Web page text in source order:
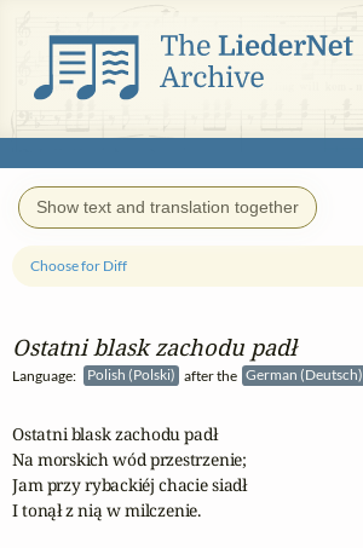
Show text and translation together
Ostatni blask zachodu padł
Language: Polish (Polski) after the German (Deutsch)
Choose for Diff
Ostatni blask zachodu padł
Na morskich wód przestrzenie;
Jam przy rybackiéj chacie siadł
I tonął z nią w milczenie.